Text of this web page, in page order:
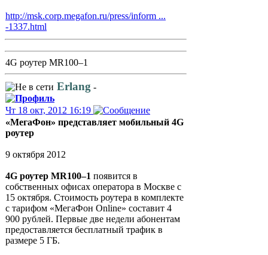
http://msk.corp.megafon.ru/press/inform ...
-1337.html
4G роутер MR100–1
Erlang -
Чт 18 окт, 2012 16:19
«МегаФон» представляет мобильный 4G
роутер
9 октября 2012
4G роутер MR100–1 появится в
собственных офисах оператора в Москве с
15 октября. Стоимость роутера в комплекте
с тарифом «МегаФон Online» составит 4
900 рублей. Первые две недели абонентам
предоставляется бесплатный трафик в
размере 5 ГБ.